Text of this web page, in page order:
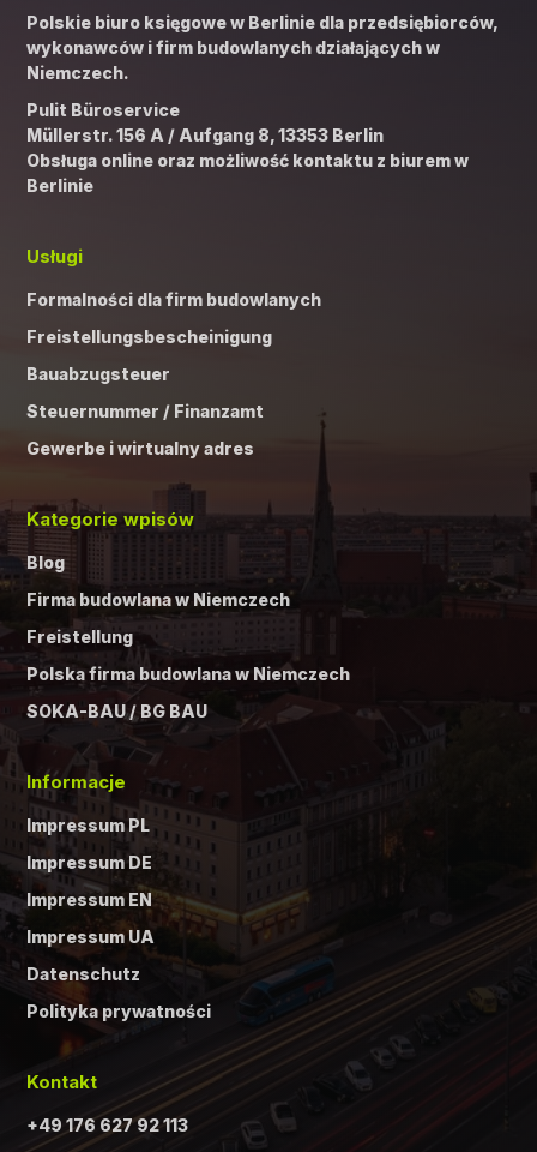
Polskie biuro księgowe w Berlinie dla przedsiębiorców,
wykonawców i firm budowlanych działających w
Niemczech.
Pulit Büroservice
Müllerstr. 156 A / Aufgang 8, 13353 Berlin
Obsługa online oraz możliwość kontaktu z biurem w
Berlinie
Usługi
Formalności dla firm budowlanych
Freistellungsbescheinigung
Bauabzugsteuer
Steuernummer / Finanzamt
Gewerbe i wirtualny adres
Kategorie wpisów
Blog
Firma budowlana w Niemczech
Freistellung
Polska firma budowlana w Niemczech
SOKA-BAU / BG BAU
Informacje
Impressum PL
Impressum DE
Impressum EN
Impressum UA
Datenschutz
Polityka prywatności
Kontakt
+49 176 627 92 113